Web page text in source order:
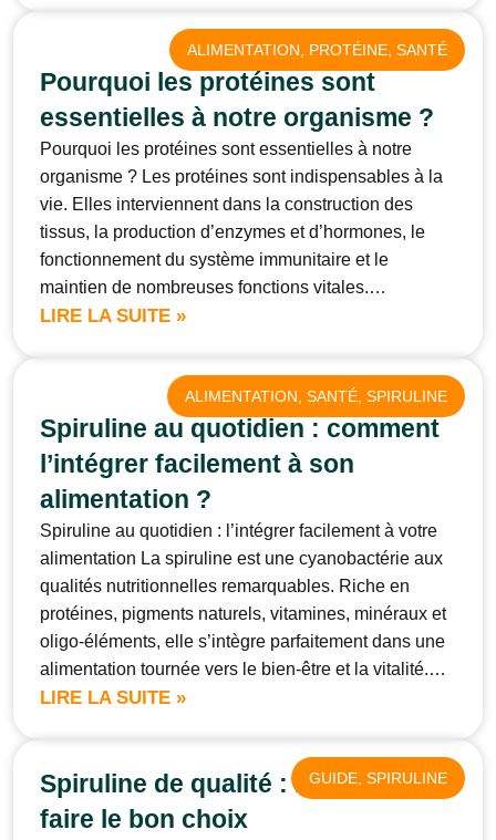
ALIMENTATION PROTÉINE, SANTÉ
Pourquoi les protéines sont
essentielles à notre organisme ?
Pourquoi les protéines sont essentielles à notre
organisme ? Les protéines sont indispensables à la
vie. Elles interviennent dans la construction des
tissus, la production d’enzymes et d’hormones, le
fonctionnement du système immunitaire et le
maintien de nombreuses fonctions vitales.…
LIRE LA SUITE »
ALIMENTATION SANTÉ, SPIRULINE
Spiruline au quotidien : comment
l’intégrer facilement à son
alimentation ?
Spiruline au quotidien : l’intégrer facilement à votre
alimentation La spiruline est une cyanobactérie aux
qualités nutritionnelles remarquables. Riche en
protéines, pigments naturels, vitamines, minéraux et
oligo-éléments, elle s’intègre parfaitement dans une
alimentation tournée vers le bien-être et la vitalité.…
LIRE LA SUITE »
GUIDE, SPIRULINE
Spiruline de qualité : le guide pour
faire le bon choix